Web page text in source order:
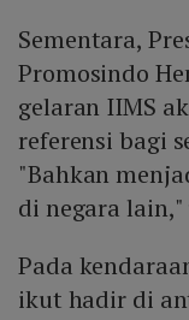
Sementara,
Promosindo
gelaran IIMS
referensi bagi
"Bahkan
di negara
Pada
ikut hadir di